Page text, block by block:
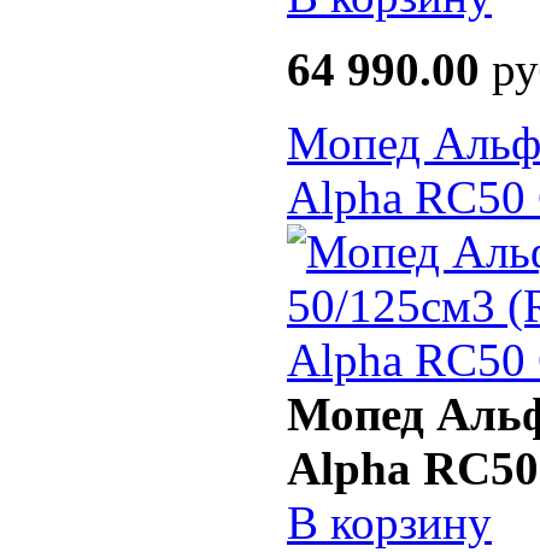
64 990.00
Мопед
Alpha RC50
Мопед
Alpha
В корзину